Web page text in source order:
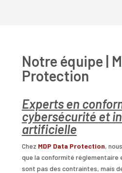
Notre équipe |
Protection
Experts en
cybersécurité et
artificielle
Chez MDP Data Protection,
que la conformité réglementaire
sont pas des contraintes, mais